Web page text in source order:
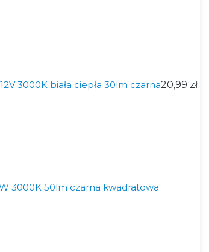
3000K biała ciepła 30lm czarna20,99 zł
3000K 50lm czarna kwadratowa